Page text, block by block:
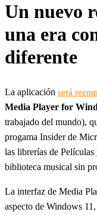
Un nuevo
una era
diferente
La aplicación será
Media Player for
trabajado del mundo),
progama Insider de
las librerías de
biblioteca musical sin
La interfaz de Media
aspecto de Windows